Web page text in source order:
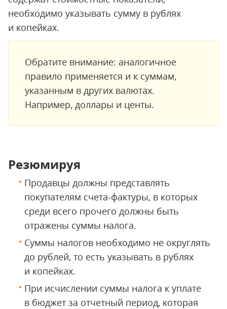
необходимо указывать сумму в рублях
и копейках.
Обратите внимание: аналогичное
правило применяется и к суммам,
указанным в других валютах.
Например, доллары и центы.
Резюмируя
Продавцы должны представлять
покупателям счета-фактуры, в которых
среди всего прочего должны быть
отражены суммы налога.
Суммы налогов необходимо не округлять
до рублей, то есть указывать в рублях
и копейках.
При исчислении суммы налога к уплате
в бюджет за отчетный период, которая